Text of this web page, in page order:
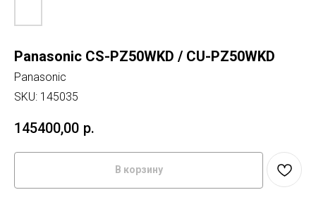
Panasonic CS-PZ50WKD / CU-PZ50WKD
Panasonic
SKU: 145035
145400,00 р.
В корзину